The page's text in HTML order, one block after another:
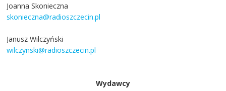
Joanna Skonieczna
skonieczna@radioszczecin.pl
Janusz Wilczyński
wilczynski@radioszczecin.pl
Wydawcy